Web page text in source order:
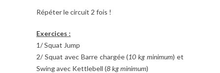
Répéter le circuit 2 fois !
Exercices :
1/ Squat Jump
2/ Squat avec Barre chargée (10 kg minimum) et
Swing avec Kettlebell (8 kg minimum)